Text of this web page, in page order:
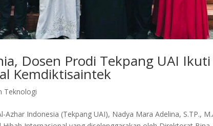
Dosen Prodi Tekpang UAI Ikuti
Kemdiktisaintek
Teknologi
Indonesia (Tekpang UAI), Nadya Mara Adelina, S.TP.,